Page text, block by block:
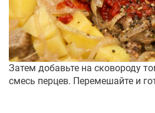
Затем добавьте на сковороду
смесь перцев. Перемешайте и